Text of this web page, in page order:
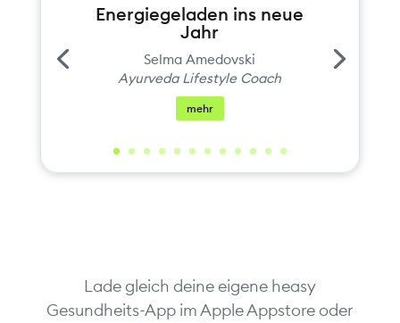
Energiegeladen ins neue
Jahr
Selma Amedovski
Ayurveda Lifestyle Coach
mehr
Lade gleich deine eigene heasy
Gesundheits-App im Apple Appstore oder